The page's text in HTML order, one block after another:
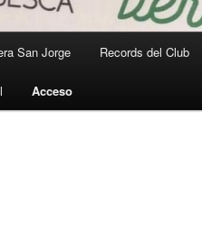
San Jorge Records del Club
Acceso